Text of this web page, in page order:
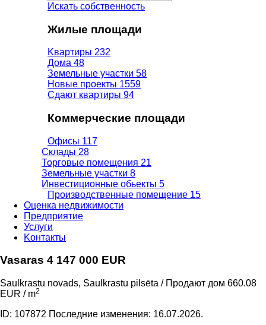
Искать собственность
Жилые площади
Kвартиры 232
Дома 48
Земельные участки 58
Новые проекты 1559
Сдают квартиры 94
Коммерческие площади
Офисы 117
Склады 28
Торговые помещения 21
Земельные участки 8
Инвестиционные обьекты 5
Производственные помещение 15
Оценка недвижимости
Предприятие
Услуги
Kонтакты
Vasaras 4 147 000 EUR
Saulkrastu novads, Saulkrastu pilsēta / Продают дом 660.08
EUR / m2
ID: 107872 Последние изменения: 16.07.2026.